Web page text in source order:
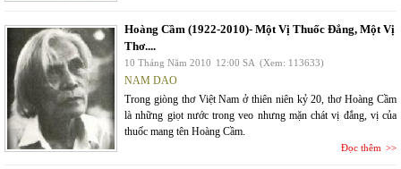
Hoàng Cầm (1922-2010)- Một Vị Thuốc Đắng, Một Vị
Thơ....
10 Tháng Năm 2010 12:00 SA (Xem: 113633)
NAM DAO
Trong giòng thơ Việt Nam ở thiên niên kỷ 20, thơ Hoàng Cầm
là những giọt nước trong veo nhưng mặn chát vị đắng, vị của
thuốc mang tên Hoàng Cầm.
Đọc thêm